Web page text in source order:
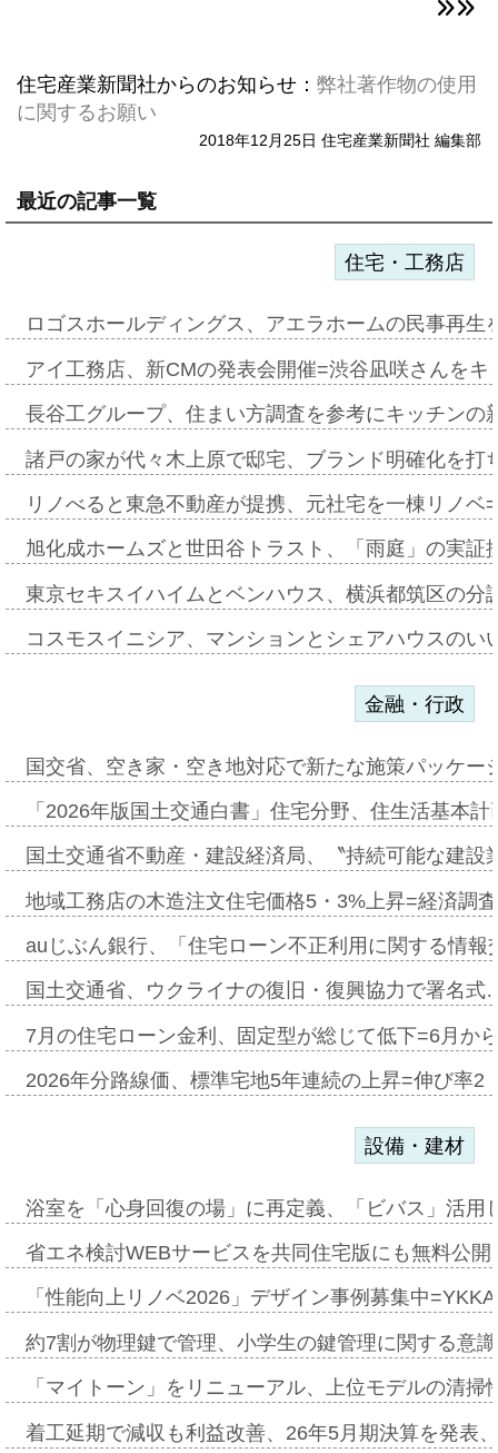
住宅産業新聞社からのお知らせ： 弊社著作物の使用
に関するお願い
2018年12月25日 住宅産業新聞社 編集部
最近の記事一覧
住宅・工務店
ロゴスホールディングス、アエラホームの民事再
アイ工務店、新CMの発表会開催=渋谷凪咲さんを
長谷工グループ、住まい方調査を参考にキッチン
諸戸の家が代々木上原で邸宅、ブランド明確化を
リノべると東急不動産が提携、元社宅を一棟リノ
旭化成ホームズと世田谷トラスト、「雨庭」の実
東京セキスイハイムとベンハウス、横浜都筑区の
コスモスイニシア、マンションとシェアハウスの
金融・行政
国交省、空き家・空き地対応で新たな施策パッケ
「2026年版国土交通白書」住宅分野、住生活基本
国土交通省不動産・建設経済局、〝持続可能な建
地域工務店の木造注文住宅価格5・3%上昇=経済調
auじぶん銀行、「住宅ローン不正利用に関する情
国土交通省、ウクライナの復旧・復興協力で署名
7月の住宅ローン金利、固定型が総じて低下=6月か
2026年分路線価、標準宅地5年連続の上昇=伸び率
設備・建材
浴室を「心身回復の場」に再定義、「ビバス」活
省エネ検討WEBサービスを共同住宅版にも無料公
「性能向上リノベ2026」デザイン事例募集中
約7割が物理鍵で管理、小学生の鍵管理に関する意
「マイトーン」をリニューアル、上位モデルの清
着工延期で減収も利益改善、26年5月期決算を発表